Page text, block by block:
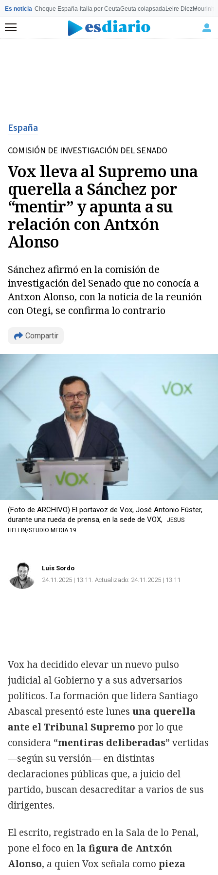
Es noticia Choque España-Italia por CeutaCeuta colapsadaLeire Diez
Menú
España
COMISIÓN DE INVESTIGACIÓN DEL SENADO
Vox lleva al Supremo una
querella a Sánchez por
“mentir” y apunta a su
relación con Antxón
Alonso
Sánchez afirmó en la comisión de
investigación del Senado que no conocía a
Antxon Alonso, con la noticia de la reunión
con Otegi, se confirma lo contrario
Compartir
Copiar
(Foto de ARCHIVO) El portavoz de Vox, José Antonio Fúster,
durante una rueda de prensa, en la sede de VOX,
JESUS
HELLIN/STUDIO MEDIA 19
Luis Sordo
24.11.2025 | 13:11 Actualizado: 24.11.2025 | 13:11
Vox ha decidido elevar un nuevo pulso
judicial al Gobierno y a sus adversarios
políticos. La formación que lidera Santiago
Abascal presentó este lunes una querella
ante el Tribunal Supremo por lo que
considera “mentiras deliberadas” vertidas
—según su versión— en distintas
declaraciones públicas que, a juicio del
partido, buscan desacreditar a varios de sus
dirigentes.
El escrito, registrado en la Sala de lo Penal,
pone el foco en la figura de Antxón
Alonso, a quien Vox señala como pieza